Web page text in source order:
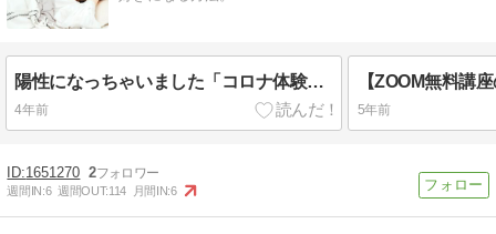
陽性になっちゃいました「コロナ体験記」
4年前 5年前
1651270 2
週間IN:6 週間OUT:114 月間IN:6